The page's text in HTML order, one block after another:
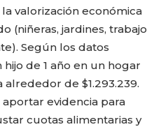
valorización económica
(niñeras, jardines, trabajo
Según los datos
de 1 año en un hogar
de $1.293.239.
evidencia para
cuotas alimentarias y